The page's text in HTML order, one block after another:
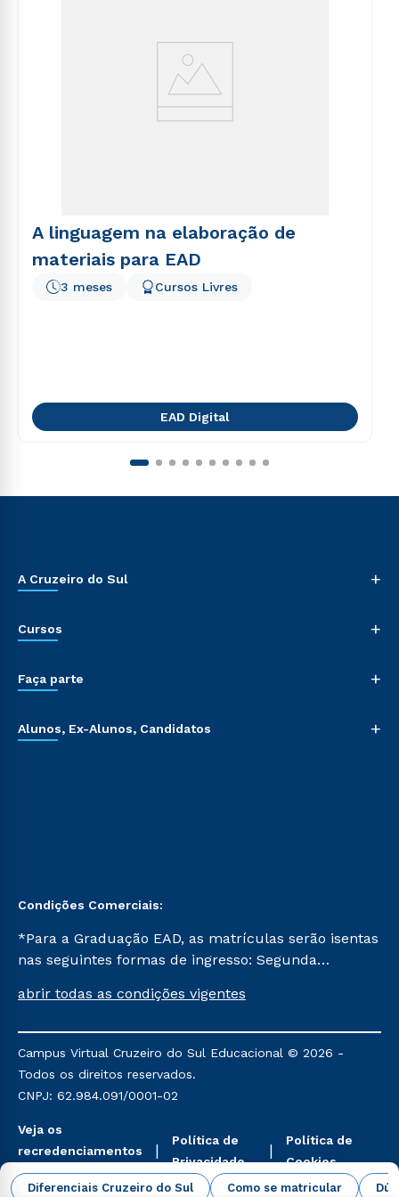
Diferenciais Cruzeiro do Sul Como se matricular
A linguagem na elaboração de
materiais para EAD
3 meses Cursos Livres
EAD Digital
A Cruzeiro do Sul +
Cursos +
Faça parte +
Alunos, Ex-Alunos, Candidatos +
Condições Comerciais:
*Para a Graduação EAD, as matrículas serão isentas
nas seguintes formas de ingresso: Segunda
Já para as demais, a taxa de matrícula será de R$
mencionadas são referentes aos cursos: Ensino
Religioso, Geografia para a Docência e Metodologia
do Ensino de História: Questões Atuais.
abrir todas as condições vigentes
Campus Virtual Cruzeiro do Sul Educacional © 2026 -
Todos os direitos reservados.
CNPJ: 62.984.091/0001-02
Veja os
recredenciamentos
aqui
Política de
Privacidade
Política de
Cookies